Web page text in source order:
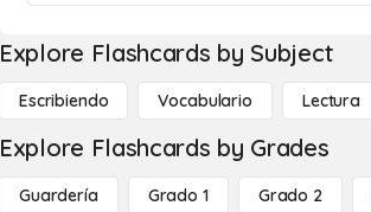
Explore Flashcards by Subject
Escribiendo Vocabulario Lectura
Explore Flashcards by Grades
Guardería Grado 1 Grado 2